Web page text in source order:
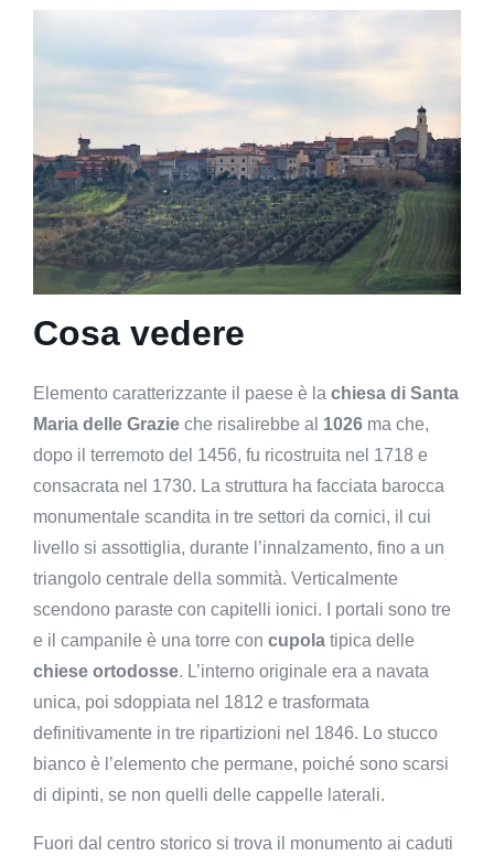
Cosa vedere
Elemento caratterizzante il paese è la chiesa di Santa
Maria delle Grazie che risalirebbe al 1026 ma che,
dopo il terremoto del 1456, fu ricostruita nel 1718 e
consacrata nel 1730. La struttura ha facciata barocca
monumentale scandita in tre settori da cornici, il cui
livello si assottiglia, durante l’innalzamento, fino a un
triangolo centrale della sommità. Verticalmente
scendono paraste con capitelli ionici. I portali sono tre
e il campanile è una torre con cupola tipica delle
chiese ortodosse. L’interno originale era a navata
unica, poi sdoppiata nel 1812 e trasformata
definitivamente in tre ripartizioni nel 1846. Lo stucco
bianco è l’elemento che permane, poiché sono scarsi
di dipinti, se non quelli delle cappelle laterali.
Fuori dal centro storico si trova il monumento ai caduti